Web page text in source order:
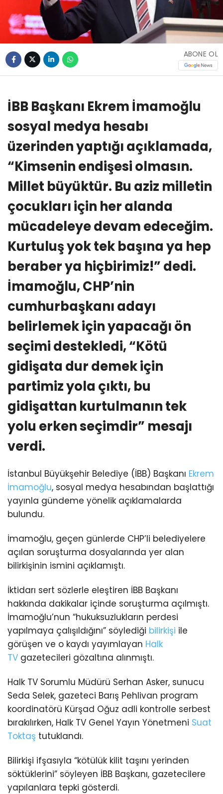
ABONE OL
İBB Başkanı Ekrem İmamoğlu
sosyal medya hesabı
üzerinden yaptığı açıklamada,
“Kimsenin endişesi olmasın.
Millet büyüktür. Bu aziz milletin
çocukları için her alanda
mücadeleye devam edeceğim.
Kurtuluş yok tek başına ya hep
beraber ya hiçbirimiz!” dedi.
İmamoğlu, CHP’nin
cumhurbaşkanı adayı
belirlemek için yapacağı ön
seçimi destekledi, “Kötü
gidişata dur demek için
partimiz yola çıktı, bu
gidişattan kurtulmanın tek
yolu erken seçimdir” mesajı
verdi.
İstanbul Büyükşehir Belediye (İBB) Başkanı Ekrem
İmamoğlu, sosyal medya hesabından başlattığı
yayınla gündeme yönelik açıklamalarda
bulundu.
İmamoğlu, geçen günlerde CHP’li belediyelere
açılan soruşturma dosyalarında yer alan
bilirkişinin ismini açıklamıştı.
İktidarı sert sözlerle eleştiren İBB Başkanı
hakkında dakikalar içinde soruşturma açılmıştı.
İmamoğlu’nun “hukuksuzlukların perdesi
yapılmaya çalışıldığını” söylediği bilirkişi ile
görüşen ve o kaydı yayımlayan Halk
TV gazetecileri gözaltına alınmıştı.
Halk TV Sorumlu Müdürü Serhan Asker, sunucu
Seda Selek, gazeteci Barış Pehlivan program
koordinatörü Kürşad Oğuz adli kontrolle serbest
bırakılırken, Halk TV Genel Yayın Yönetmeni Suat
Toktaş tutuklandı.
Bilirkişi ifşasıyla “kötülük kilit taşını yerinden
söktüklerini” söyleyen İBB Başkanı, gazetecilere
yapılanlara tepki gösterdi.